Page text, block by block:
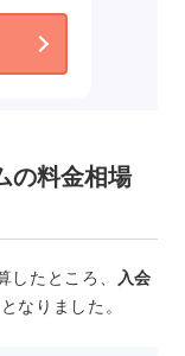
の料金相場
たところ、
入会
となりました。